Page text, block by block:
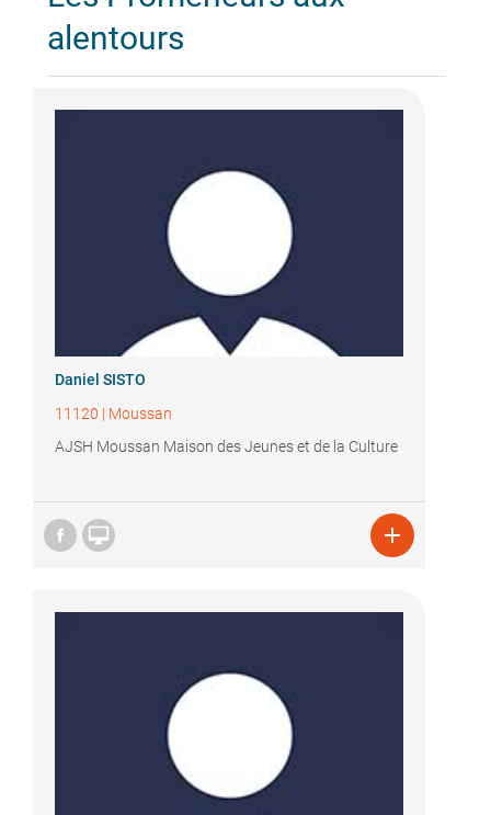
alentours
Daniel SISTO
11120 | Moussan
AJSH Moussan Maison des Jeunes et de la Culture
 